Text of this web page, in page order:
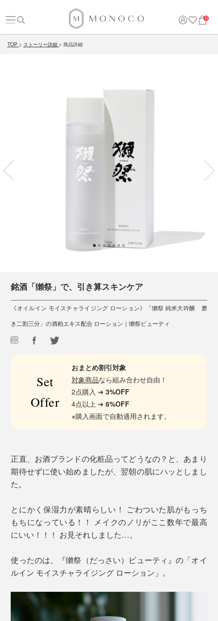
0
TOP ストーリー詳細 商品詳細
銘酒「獺祭」で、引き算スキンケア
《オイルイン モイスチャライジング ローション》「獺祭 純米大吟醸 磨
き二割三分」の酒粕エキス配合 ローション｜獺祭ビューティ
Set
Offer
おまとめ割引対象
対象商品なら組み合わせ自由！
2点購入 ➔3%OFF
4点以上 ➔6%OFF
※購入画面で自動適用されます。
正直、お酒ブランドの化粧品ってどうなの？と、あまり
期待せずに使い始めましたが、翌朝の肌にハッとしまし
た。
とにかく保湿力が素晴らしい！ ごわついた肌がもっち
もちになっている！！ メイクのノリがここ数年で最高
にいい！！！ お見それしました…。
使ったのは、『獺祭（だっさい）ビューティ』の「オイ
ルイン モイスチャライジング ローション」。